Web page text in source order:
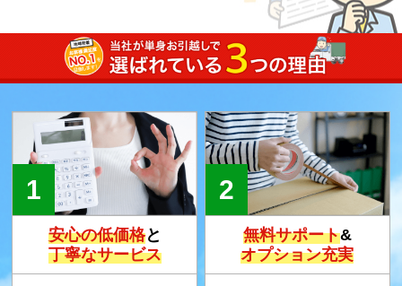
安心の低価格と
丁寧なサービス
無料サポート&
オプション充実